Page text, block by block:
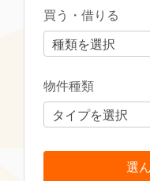
買う・借りる
種類を選択
物件種類
タイプを選択